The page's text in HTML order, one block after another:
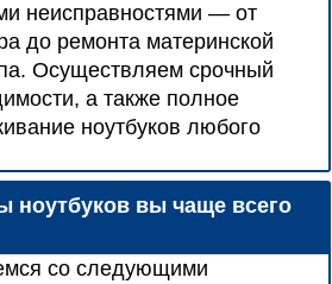
неисправностями — от
до ремонта материнской
Осуществляем срочный
а также полное
ноутбуков любого
ноутбуков вы чаще всего
со следующими